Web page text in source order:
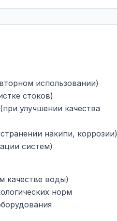
использовании)
стоков)
улучшении качества
накипи, коррозии)
систем)
качестве воды)
норм